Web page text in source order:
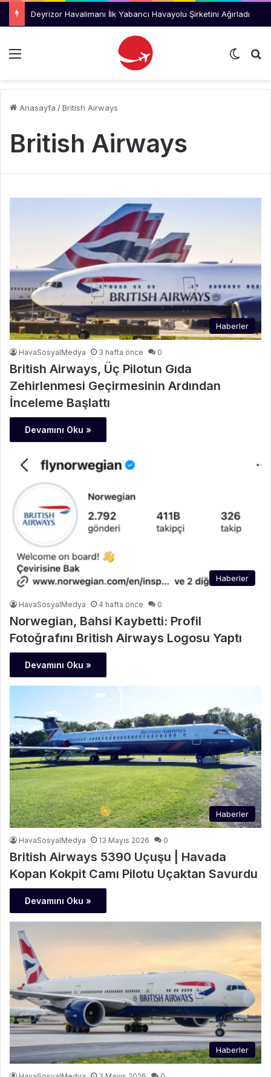
Deyrizor Havalimanı İlk Yabancı Havayolu Şirketini Ağırladı
Menü Dış
Anasayfa /British Airways
British Airways
Haberler
HavaSosyalMedya 3 hafta önce 0
British Airways, Üç Pilotun Gıda
Zehirlenmesi Geçirmesinin Ardından
İnceleme Başlattı
Devamını Oku »
Haberler
HavaSosyalMedya 4 hafta önce 0
Norwegian, Bahsi Kaybetti: Profil
Fotoğrafını British Airways Logosu Yaptı
Devamını Oku »
Haberler
HavaSosyalMedya 13 Mayıs 2026 0
British Airways 5390 Uçuşu | Havada
Kopan Kokpit Camı Pilotu Uçaktan Savurdu
Devamını Oku »
Haberler